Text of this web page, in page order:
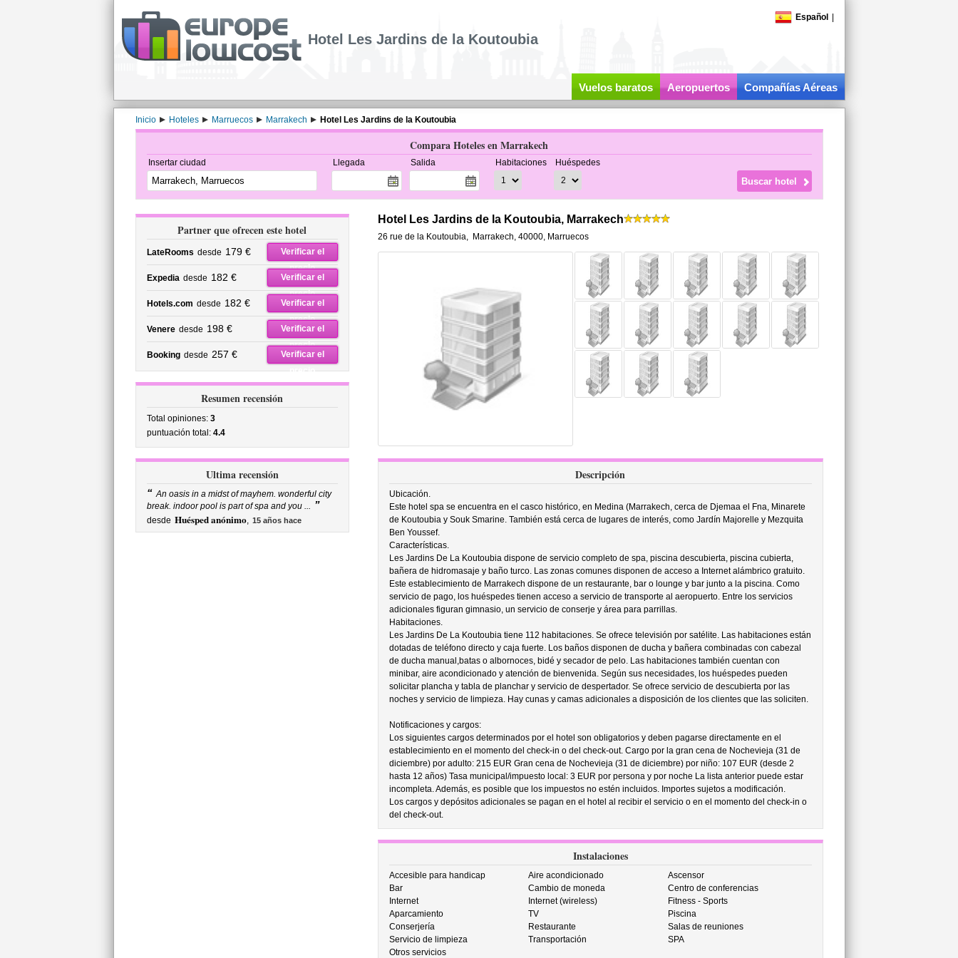
Español
Hotel Les Jardins de la Koutoubia
Vuelos baratos Aeropuertos Compañías Aéreas
Inicio Hoteles Marruecos Marrakech Hotel Les Jardins de la Koutoubia
Compara Hoteles en Marrakech
Insertar ciudad Llegada Salida Habitaciones Huéspedes
Partner que ofrecen este hotel
LateRooms desde 179 €
Verificar el
precio
Expedia desde 182 €
Verificar el
precio
Hotels.com desde 182 €
Verificar el
precio
Venere desde 198 €
Verificar el
precio
Booking desde 257 €
Verificar el
precio
Resumen recensión
Total opiniones: 3
puntuación total: 4.4
Ultima recensión
“ An oasis in a midst of mayhem. wonderful city
break. indoor pool is part of spa and you ... ”
desde Huésped anónimo, 15 años hace
Hotel Les Jardins de la Koutoubia, Marrakech
26 rue de la Koutoubia, Marrakech, 40000, Marruecos
Descripción
Ubicación.
Este hotel spa se encuentra en el casco histórico, en Medina (Marrakech, cerca de Djemaa el Fna, Minarete
de Koutoubia y Souk Smarine. También está cerca de lugares de interés, como Jardín Majorelle y Mezquita
Ben Youssef.
Características.
Les Jardins De La Koutoubia dispone de servicio completo de spa, piscina descubierta, piscina cubierta,
bañera de hidromasaje y baño turco. Las zonas comunes disponen de acceso a Internet alámbrico gratuito.
Este establecimiento de Marrakech dispone de un restaurante, bar o lounge y bar junto a la piscina. Como
servicio de pago, los huéspedes tienen acceso a servicio de transporte al aeropuerto. Entre los servicios
adicionales figuran gimnasio, un servicio de conserje y área para parrillas.
Habitaciones.
Les Jardins De La Koutoubia tiene 112 habitaciones. Se ofrece televisión por satélite. Las habitaciones están
dotadas de teléfono directo y caja fuerte. Los baños disponen de ducha y bañera combinadas con cabezal
de ducha manual,batas o albornoces, bidé y secador de pelo. Las habitaciones también cuentan con
minibar, aire acondicionado y atención de bienvenida. Según sus necesidades, los huéspedes pueden
solicitar plancha y tabla de planchar y servicio de despertador. Se ofrece servicio de descubierta por las
noches y servicio de limpieza. Hay cunas y camas adicionales a disposición de los clientes que las soliciten.
Notificaciones y cargos:
Los siguientes cargos determinados por el hotel son obligatorios y deben pagarse directamente en el
establecimiento en el momento del check-in o del check-out. Cargo por la gran cena de Nochevieja (31 de
diciembre) por adulto: 215 EUR Gran cena de Nochevieja (31 de diciembre) por niño: 107 EUR (desde 2
hasta 12 años) Tasa municipal/impuesto local: 3 EUR por persona y por noche La lista anterior puede estar
incompleta. Además, es posible que los impuestos no estén incluidos. Importes sujetos a modificación.
Los cargos y depósitos adicionales se pagan en el hotel al recibir el servicio o en el momento del check-in o
del check-out.
Instalaciones
Accesible para handicap Aire acondicionado
Ascensor
Bar
Cambio de moneda
Centro de conferencias
Internet
Internet (wireless)
Fitness - Sports
Aparcamiento
TV
Piscina
Conserjería
Restaurante
Salas de reuniones
Servicio de limpieza
Transportación
SPA
Otros servicios